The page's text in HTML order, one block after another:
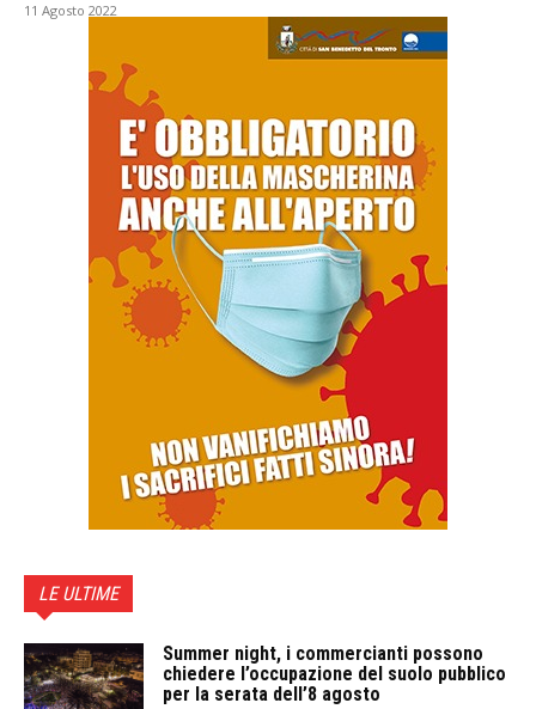
11 Agosto 2022
LE ULTIME
Summer night, i commercianti possono
chiedere l’occupazione del suolo pubblico
per la serata dell’8 agosto